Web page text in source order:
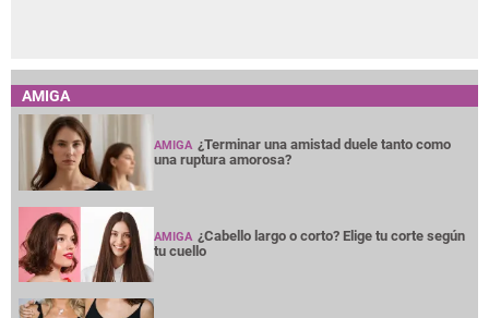
AMIGA
AMIGA ¿Terminar una amistad duele tanto como
una ruptura amorosa?
AMIGA ¿Cabello largo o corto? Elige tu corte según
tu cuello